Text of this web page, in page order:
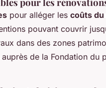
pour alléger les coûts du
pouvant couvrir
dans des zones
de la Fondation du